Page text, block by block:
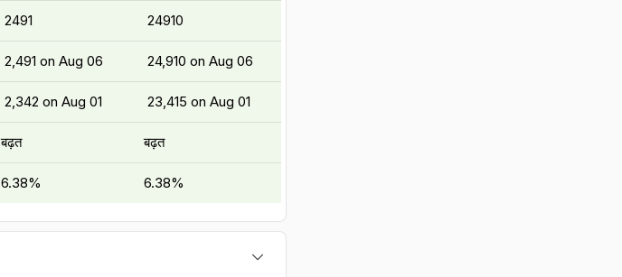
₹ 2491 ₹ 24910
₹ 2,491 on Aug 06 ₹ 24,910 on Aug 06
₹ 2,342 on Aug 01 ₹ 23,415 on Aug 01
बढ़त बढ़त
6.38% 6.38%